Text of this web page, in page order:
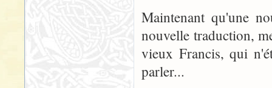
Maintenant qu'une
nouvelle traduction,
vieux Francis, qui
parler...